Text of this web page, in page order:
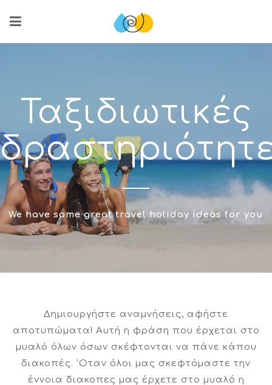
Ταξιδιωτικές
We have some great travel holiday ideas for you
Δημιουργήστε αναμνήσεις, αφήστε
αποτυπώματα! Αυτή η φράση που έρχεται στο
μυαλό όλων όσων σκέφτονται να πάνε κάπου
διακοπές. ‘Οταν όλοι μας σκεφτόμαστε την
έννοια διακοπες μας έρχετε στο μυαλό η